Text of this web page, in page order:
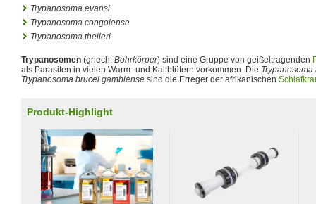
Trypanosoma evansi
Trypanosoma congolense
Trypanosoma theileri
Trypanosomen (griech. Bohrkörper) sind eine Gruppe von geißeltragenden
als Parasiten in vielen Warm- und Kaltblütern vorkommen. Die
Trypanosoma brucei gambiense sind die Erreger der afrikanischen
Produkt-Highlight